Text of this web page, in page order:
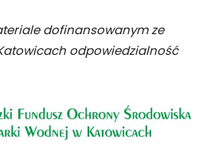
dofinansowanym ze
odpowiedzialność